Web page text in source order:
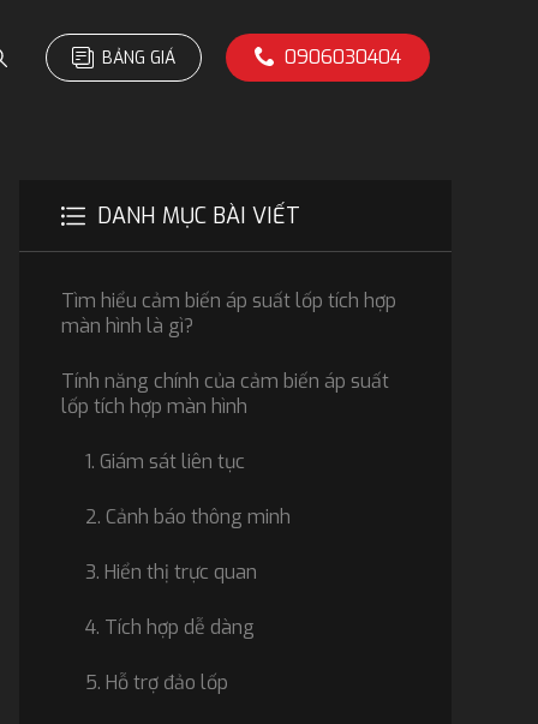
BẢNG GIÁ 0906030404
DANH MỤC BÀI VIẾT
Tìm hiểu cảm biến áp suất lốp tích hợp
màn hình là gì?
Tính năng chính của cảm biến áp suất
lốp tích hợp màn hình
1. Giám sát liên tục
2. Cảnh báo thông minh
3. Hiển thị trực quan
4. Tích hợp dễ dàng
5. Hỗ trợ đảo lốp